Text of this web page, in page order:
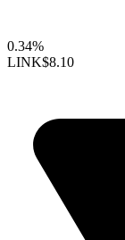
0.34%
LINK$8.10